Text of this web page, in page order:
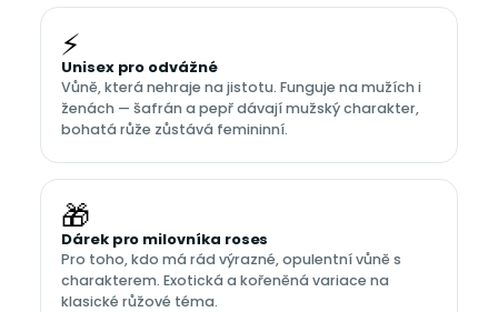
⚡
Unisex pro odvážné
Vůně, která nehraje na jistotu. Funguje na mužích i
ženách — šafrán a pepř dávají mužský charakter,
bohatá růže zůstává femininní.
🎁
Dárek pro milovníka roses
Pro toho, kdo má rád výrazné, opulentní vůně s
charakterem. Exotická a kořeněná variace na
klasické růžové téma.